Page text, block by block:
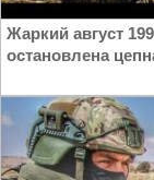
Жаркий август
остановлена